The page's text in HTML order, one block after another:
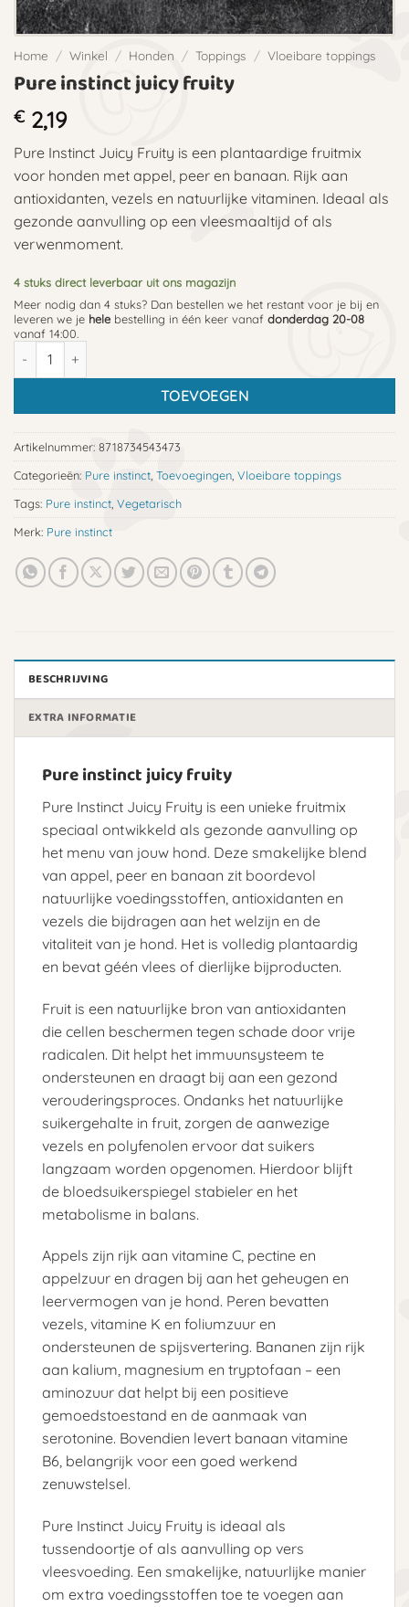
Home / Winkel / Honden / Toppings / Vloeibare toppings
Pure instinct juicy fruity
€2,19
Pure Instinct Juicy Fruity is een plantaardige fruitmix
voor honden met appel, peer en banaan. Rijk aan
antioxidanten, vezels en natuurlijke vitaminen. Ideaal als
gezonde aanvulling op een vleesmaaltijd of als
verwenmoment.
4 stuks direct leverbaar uit ons magazijn
Meer nodig dan 4 stuks? Dan bestellen we het restant voor je bij en
leveren we je hele bestelling in één keer vanaf donderdag 20-08
vanaf 14:00.
Pure instinct juicy fruity aantal
TOEVOEGEN
Artikelnummer: 8718734543473
Categorieën: Pure instinct, Toevoegingen, Vloeibare toppings
Tags: Pure instinct, Vegetarisch
Merk: Pure instinct
BESCHRIJVING
EXTRA INFORMATIE
Pure instinct juicy fruity
Pure Instinct Juicy Fruity is een unieke fruitmix
speciaal ontwikkeld als gezonde aanvulling op
het menu van jouw hond. Deze smakelijke blend
van appel, peer en banaan zit boordevol
natuurlijke voedingsstoffen, antioxidanten en
vezels die bijdragen aan het welzijn en de
vitaliteit van je hond. Het is volledig plantaardig
en bevat géén vlees of dierlijke bijproducten.
Fruit is een natuurlijke bron van antioxidanten
die cellen beschermen tegen schade door vrije
radicalen. Dit helpt het immuunsysteem te
ondersteunen en draagt bij aan een gezond
verouderingsproces. Ondanks het natuurlijke
suikergehalte in fruit, zorgen de aanwezige
vezels en polyfenolen ervoor dat suikers
langzaam worden opgenomen. Hierdoor blijft
de bloedsuikerspiegel stabieler en het
metabolisme in balans.
Appels zijn rijk aan vitamine C, pectine en
appelzuur en dragen bij aan het geheugen en
leervermogen van je hond. Peren bevatten
vezels, vitamine K en foliumzuur en
ondersteunen de spijsvertering. Bananen zijn rijk
aan kalium, magnesium en tryptofaan – een
aminozuur dat helpt bij een positieve
gemoedstoestand en de aanmaak van
serotonine. Bovendien levert banaan vitamine
B6, belangrijk voor een goed werkend
zenuwstelsel.
Pure Instinct Juicy Fruity is ideaal als
tussendoortje of als aanvulling op vers
vleesvoeding. Een smakelijke, natuurlijke manier
om extra voedingsstoffen toe te voegen aan